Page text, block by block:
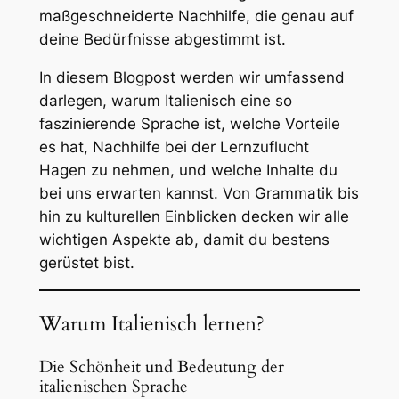
maßgeschneiderte Nachhilfe, die genau auf
deine Bedürfnisse abgestimmt ist.
In diesem Blogpost werden wir umfassend
darlegen, warum Italienisch eine so
faszinierende Sprache ist, welche Vorteile
es hat, Nachhilfe bei der Lernzuflucht
Hagen zu nehmen, und welche Inhalte du
bei uns erwarten kannst. Von Grammatik bis
hin zu kulturellen Einblicken decken wir alle
wichtigen Aspekte ab, damit du bestens
gerüstet bist.
Warum Italienisch lernen?
Die Schönheit und Bedeutung der
italienischen Sprache